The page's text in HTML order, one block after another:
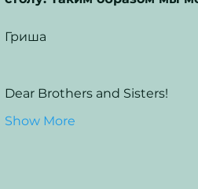
Гриша
Dear Brothers and Sisters!
Show More